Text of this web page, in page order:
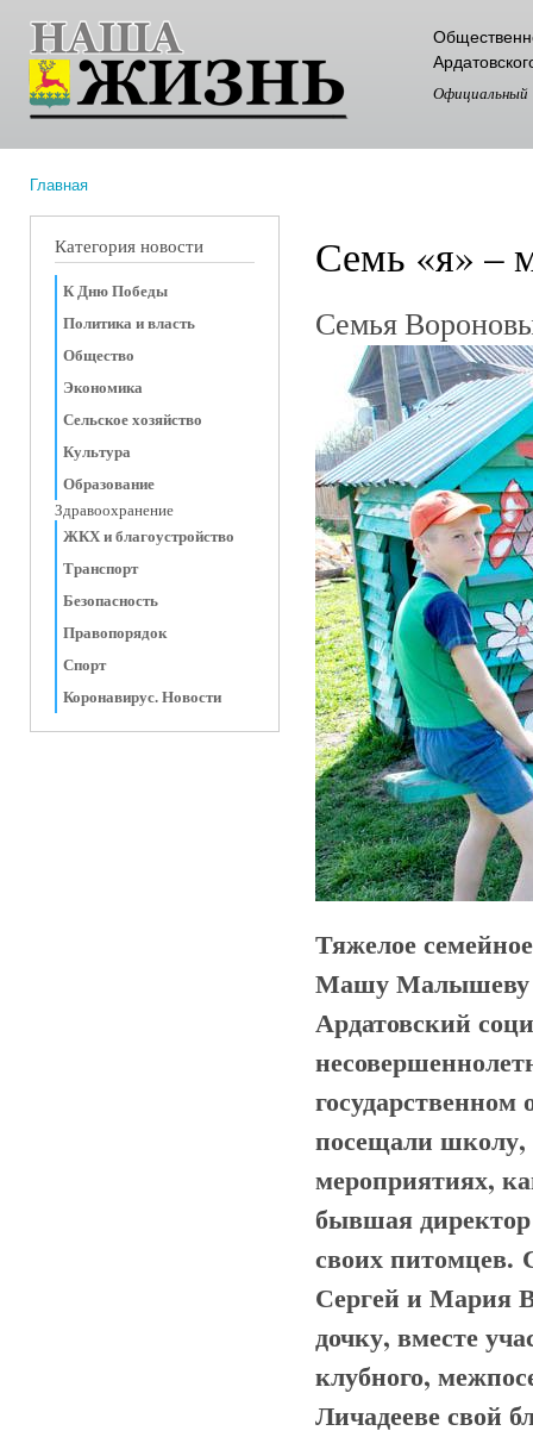
Официальный
Главная
Категория новости
К Дню Победы
Политика и власть
Общество
Экономика
Сельское хозяйство
Культура
Образование
Здравоохранение
ЖКХ и благоустройство
Транспорт
Безопасность
Правопорядок
Спорт
Коронавирус. Новости
Семь «я» –
Семья
Тяжелое
Машу Малышеву
Ардатовский
посещали школу,
мероприятиях,
бывшая
своих питомцев.
Сергей и Мария
дочку, вместе
клубного,
Личадееве свой